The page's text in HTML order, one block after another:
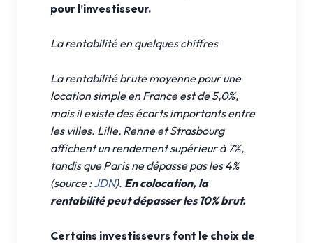
pour l’investisseur.
La rentabilité en quelques chiffres
La rentabilité brute moyenne pour une
location simple en France est de 5,0%,
mais il existe des écarts importants entre
les villes. Lille, Renne et Strasbourg
affichent un rendement supérieur à 7%,
tandis que Paris ne dépasse pas les 4%
(source :JDN). En colocation, la
rentabilité peut dépasser les 10% brut.
Certains investisseurs font le choix de